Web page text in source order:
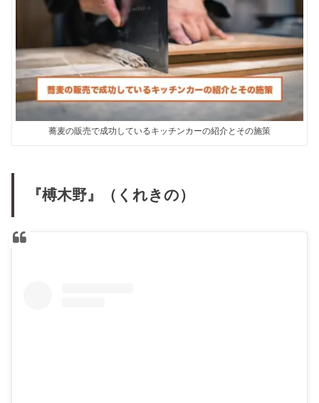
蕎麦の販売で成功しているキッチンカーの紹介とその施策
『榑木野』（くれきの）